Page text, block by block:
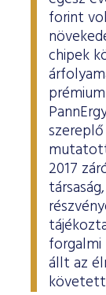
forint
chipek
2017
forgalmi
állt az